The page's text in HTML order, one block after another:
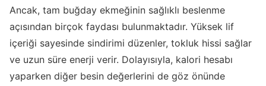
Ancak, tam buğday ekmeğinin sağlıklı beslenme
açısından birçok faydası bulunmaktadır. Yüksek lif
içeriği sayesinde sindirimi düzenler, tokluk hissi sağlar
ve uzun süre enerji verir. Dolayısıyla, kalori hesabı
yaparken diğer besin değerlerini de göz önünde